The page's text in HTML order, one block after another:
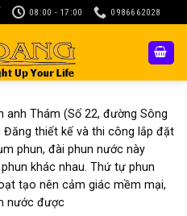
08:00 - 17:00 0986662028
anh Thám (Số 22, đường Sông
Đăng thiết kế và thi công lắp đặt
phun, đài phun nước này
khác nhau. Thứ tự phun
tạo nên cảm giác mềm mại,
nước được